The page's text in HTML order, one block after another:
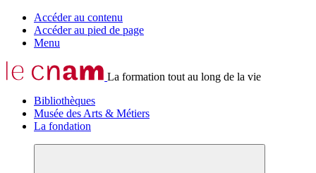
Accéder au contenu
Accéder au pied de page
Menu
La formation tout au long de la vie
Bibliothèques
Musée des Arts & Métiers
La fondation